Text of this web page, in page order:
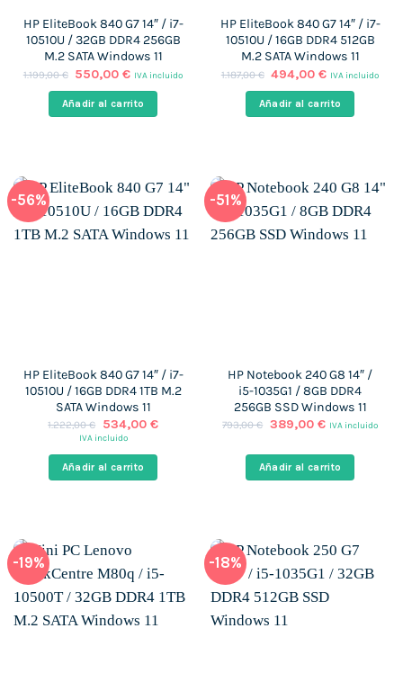
HP EliteBook 840 G7 14″ / i7-
10510U / 32GB DDR4 256GB
M.2 SATA Windows 11
1.199,00€ El
original
era:
550,00€El
actual
es:
IVA incluido
Añadir al carrito
HP EliteBook 840 G7 14″ / i7-
10510U / 16GB DDR4 512GB
M.2 SATA Windows 11
1.187,00€ El
original
era:
494,00€El
actual
es:
IVA incluido
Añadir al carrito
-56%
HP EliteBook 840 G7 14″ / i7-
10510U / 16GB DDR4 1TB M.2
SATA Windows 11
1.222,00€
El
precio
era:
1.222,00 €.
534,00 €El
es:
IVA incluido
Añadir al carrito
-51%
HP Notebook 240 G8 14″ /
i5-1035G1 / 8GB DDR4
256GB SSD Windows 11
793,00€ El
era:
793,00 €.
389,00 €El
es:
389,00 €.
IVA incluido
Añadir al carrito
-19% -18%